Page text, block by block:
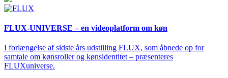
FLUX-UNIVERSE – en videoplatform om køn
I forlængelse af sidste års udstilling FLUX, som åbnede op for
samtale om kønsroller og kønsidentitet – præsenteres
FLUXuniverse.